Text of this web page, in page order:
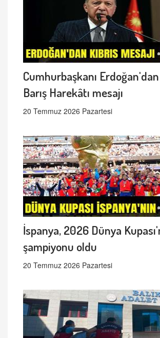
Cumhurbaşkanı Erdoğan'dan
Barış Harekâtı mesajı
20 Temmuz 2026 Pazartesi
İspanya, 2026 Dünya
şampiyonu oldu
20 Temmuz 2026 Pazartesi